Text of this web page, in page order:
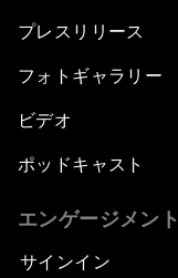
プレスリリース
フォトギャラリー
ビデオ
ポッドキャスト
エンゲージメント
サインイン